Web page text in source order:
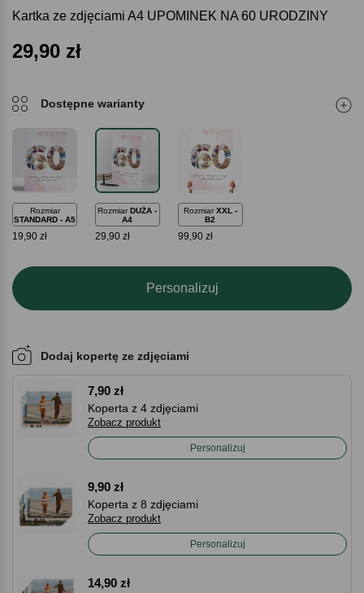
Kartka ze zdjęciami A4 UPOMINEK NA 60 URODZINY
29,90 zł
Dostępne warianty
Rozmiar
STANDARD - A5
19,90 zł
Rozmiar DUŻA -
A4
29,90 zł
Rozmiar XXL -
B2
99,90 zł
Personalizuj
Dodaj kopertę ze zdjęciami
7,90 zł
Koperta z 4 zdjęciami
Zobacz produkt
Personalizuj
9,90 zł
Koperta z 8 zdjęciami
Zobacz produkt
Personalizuj
14,90 zł